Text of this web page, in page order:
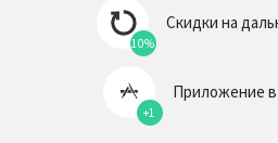
10%
Скидки на
+1
Приложение